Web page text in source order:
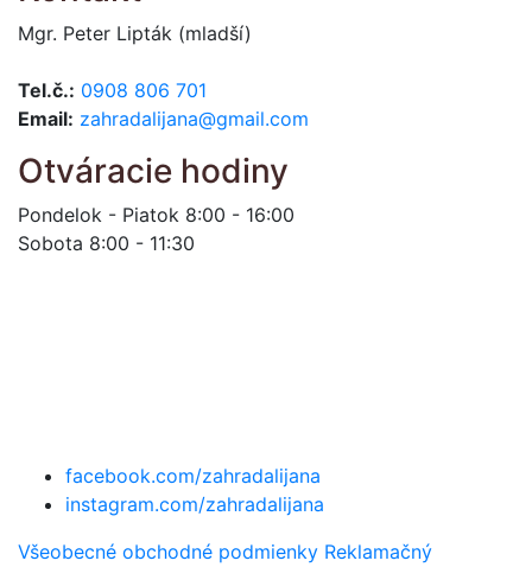
Mgr. Peter Lipták (mladší)
Tel.č.: 0908 806 701
Email: zahradalijana@gmail.com
Otváracie hodiny
Pondelok - Piatok 8:00 - 16:00
Sobota 8:00 - 11:30
facebook.com/zahradalijana
instagram.com/zahradalijana
Všeobecné obchodné podmienky Reklamačný